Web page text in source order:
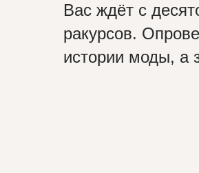
Вас ждёт с
ракурсов.
истории моды, а